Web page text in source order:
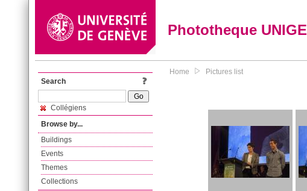
Phototheque UNIGE
Search
Collégiens
Browse by...
Buildings
Events
Themes
Collections
Home Pictures list